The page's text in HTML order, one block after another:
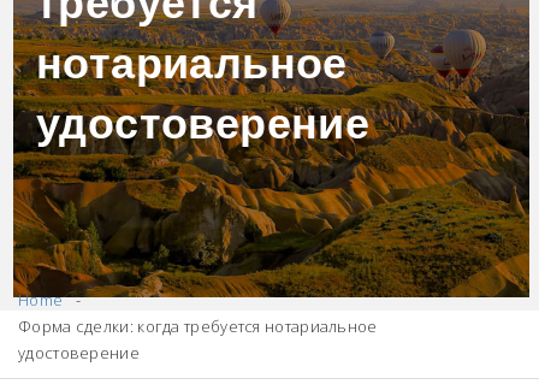
нотариальное
удостоверение
Home
Форма сделки: когда требуется нотариальное
удостоверение